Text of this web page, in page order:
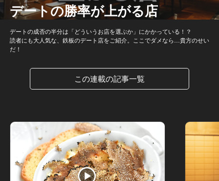
デートの勝率が上がる店
デートの成否の半分は「どういうお店を選ぶか」にかかっている！？
読者にも大人気な、鉄板のデート店をご紹介。ここでダメなら…貴方のせい
だ！
この連載の記事一覧